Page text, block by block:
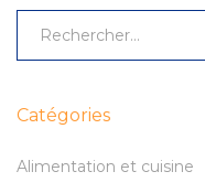
Catégories
Alimentation et cuisine